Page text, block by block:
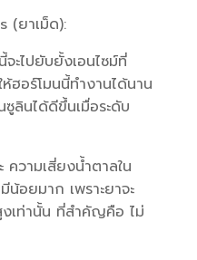
(ยาเม็ด):
ะไปยับยั้งเอนไซม์ที่
ฮอร์โมนนี้ทำงานได้นาน
ลินได้ดีขึ้นเมื่อระดับ
วามเสี่ยงน้ำตาลใน
อยมาก เพราะยาจะ
งเท่านั้น ที่สำคัญคือ ไม่